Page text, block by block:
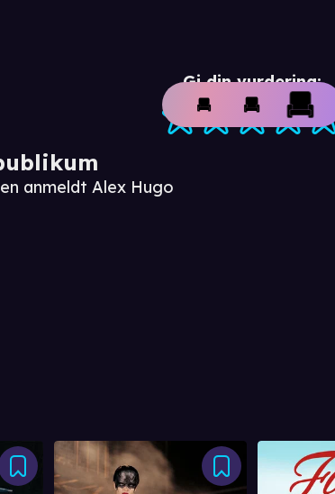
Gi din vurdering:
anmeldt Alex Hugo